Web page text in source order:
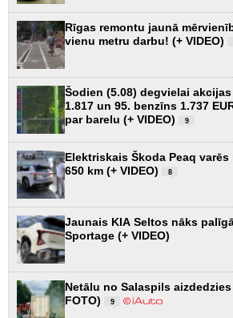
Rīgas remontu jaunā
vienu metru darbu! (+ VIDEO)
Šodien (5.08) degvielai
1.817 un 95. benzīns 1.737
par barelu (+ VIDEO)
9
Elektriskais Škoda Peaq
650 km (+ VIDEO)
8
Jaunais KIA Seltos nāks
Sportage (+ VIDEO)
Netālu no Salaspils
FOTO)
9